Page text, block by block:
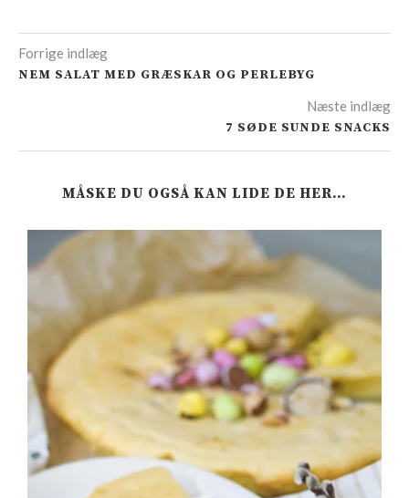
Forrige indlæg
NEM SALAT MED GRÆSKAR OG PERLEBYG
Næste indlæg
7 SØDE SUNDE SNACKS
MÅSKE DU OGSÅ KAN LIDE DE HER…